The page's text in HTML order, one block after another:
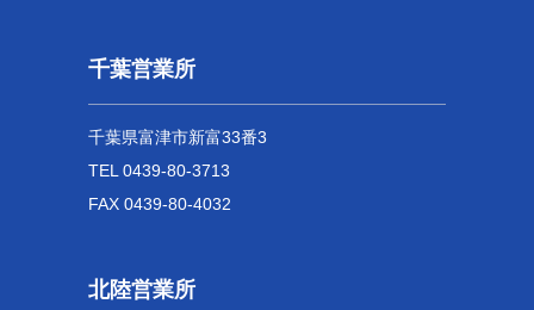
千葉営業所
千葉県富津市新富33番3
TEL 0439-80-3713
FAX 0439-80-4032
北陸営業所